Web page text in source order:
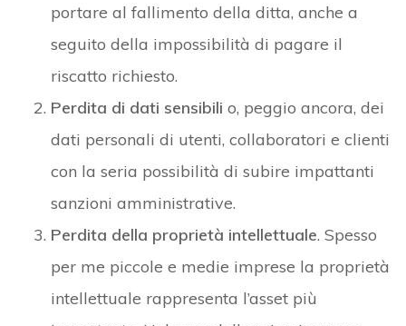
portare al fallimento della ditta, anche a
seguito della impossibilità di pagare il
riscatto richiesto.
Perdita di dati sensibili o, peggio ancora, dei
dati personali di utenti, collaboratori e clienti
con la seria possibilità di subire impattanti
sanzioni amministrative.
Perdita della proprietà intellettuale. Spesso
per me piccole e medie imprese la proprietà
intellettuale rappresenta l’asset più